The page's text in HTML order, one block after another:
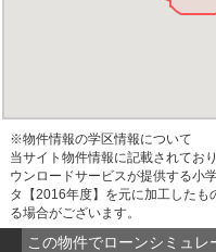
※物件情報の学区情報について
当サイト物件情報に記載されてお
ウンロードサービスが提供する小
タ【2016年度】を元に加工したも
る場合がございます。
この物件でローンシミュレ